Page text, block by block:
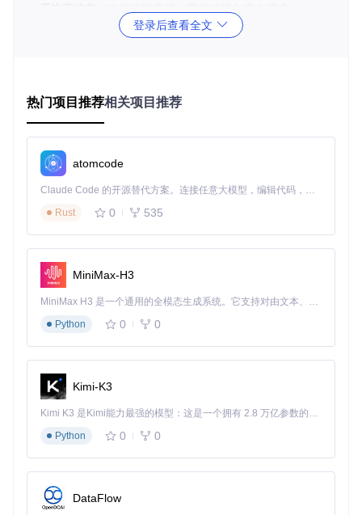
风险等
常
系统无法启
动
高风险
坏，减少数据丢失风险。
memtest_vulkan工具解析与环境配置
memtest_vulkan是一款开源的跨平台显存测试工具，利用Vulk
an API直接与显卡硬件交互，进行深度内存压力测试。
工具核心特性
量
精准定位
环境要求与准备
使用memtest_vulkan前需确保系统满足以下条件：
环境要求 最低配置 推荐配置
操作系统
Windows 10或Linux
登录后查看全文
热门项目推荐相关项目推荐
atomcode
Claude Code 的开源替代方案。连接任意大模型，编辑代码，运行命令，自动验证 — 全自动执行。用 Rust 构建，极致性能。 ｜ An open-source alternative to Claude Code. Connect any LLM, edit code, run commands, and verify changes — autonomously. Built in Rust for speed. Get Started
Rust
0 535
MiniMax-H3
MiniMax H3 是一个通用的全模态生成系统。它支持对由文本、图像、视频和音频组成的多模态上下文进行统一理解，并能生成分辨率高达 2K、时长可达 15 秒的带原生立体声音频的视频。得益于面向任务泛化的系统设计，H3 在预训练阶段就已具备广泛的多模态上下文理解与生成能力，能够出色地执行复杂的多模态指令。
Python
0 0
Kimi-K3
Kimi K3 是Kimi能力最强的模型：这是一个拥有 2.8 万亿参数的混合专家（MoE）模型，具备原生视觉理解能力，并支持 100 万 token 的上下文窗口。
Python
0 0
DataFlow